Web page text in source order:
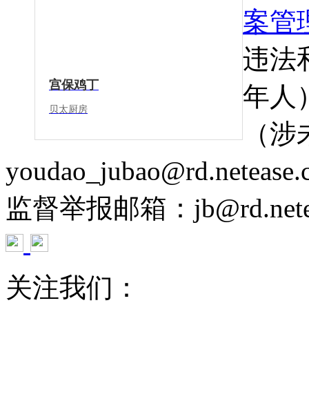
宫保鸡丁
贝太厨房
案管
违法
年人
（
监督举报邮箱：
关注我们：